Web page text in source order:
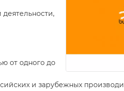
от одного до
и зарубежных